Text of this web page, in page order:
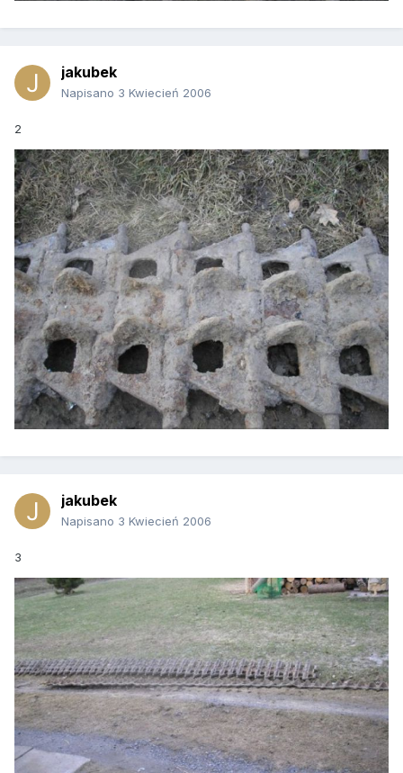
jakubek
Napisano 3 Kwiecień 2006
2
jakubek
Napisano 3 Kwiecień 2006
3